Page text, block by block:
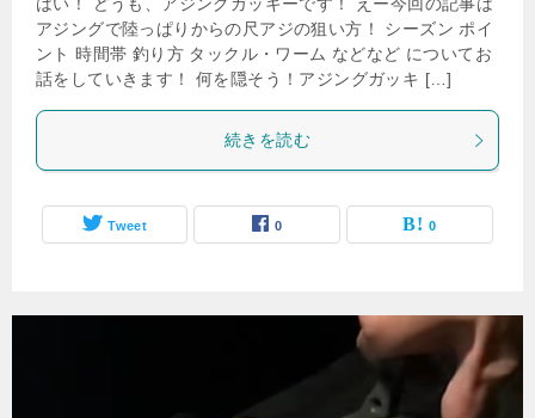
アジングで陸っぱりからの尺アジの狙い方！ シーズン ポイ
ント 時間帯 釣り方 タックル・ワーム などなど についてお
話をしていきます！ 何を隠そう！アジングガッキ […]
続きを読む
Tweet 0 0